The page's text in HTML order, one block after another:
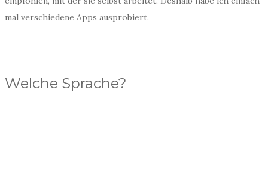
mal verschiedene Apps ausprobiert.
Welche Sprache?